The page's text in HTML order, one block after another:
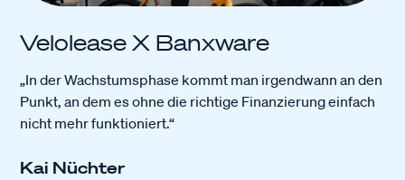
Velolease X Banxware
„In der Wachstumsphase kommt man irgendwann an den
Punkt, an dem es ohne die richtige Finanzierung einfach
nicht mehr funktioniert.“
Kai Nüchter